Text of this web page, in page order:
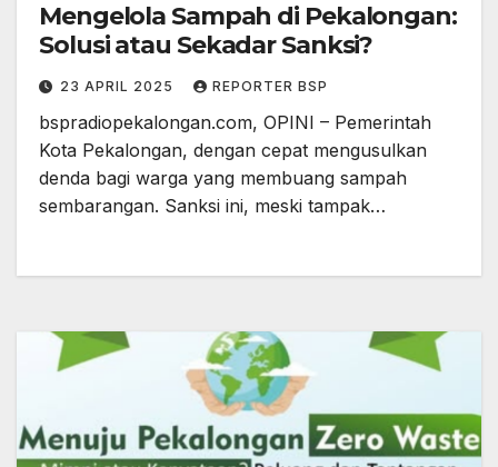
Mengelola Sampah di Pekalongan:
Solusi atau Sekadar Sanksi?
23 APRIL 2025 REPORTER BSP
bspradiopekalongan.com, OPINI – Pemerintah
Kota Pekalongan, dengan cepat mengusulkan
denda bagi warga yang membuang sampah
sembarangan. Sanksi ini, meski tampak…